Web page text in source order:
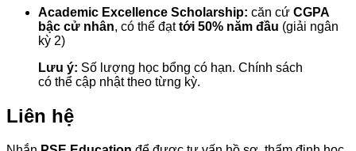
Academic Excellence Scholarship: căn cứ CGPA
bậc cử nhân, có thể đạttới 50% năm đầu (giải ngân
kỳ 2)
Lưu ý: Số lượng học bổng có hạn. Chính sách
có thể cập nhật theo từng kỳ.
Liên hệ